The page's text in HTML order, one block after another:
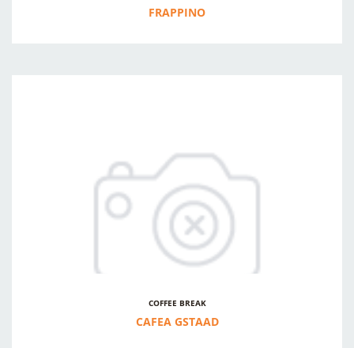
FRAPPINO
COFFEE BREAK
CAFEA GSTAAD